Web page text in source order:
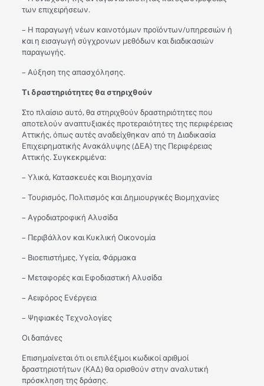
των επιχειρήσεων.
– Η παραγωγή νέων καινοτόμων προϊόντων/υπηρεσιών ή
και η εισαγωγή σύγχρονων μεθόδων και διαδικασιών
παραγωγής.
– Αύξηση της απασχόλησης.​
Τι δραστηριότητες θα στηριχθούν
Στο πλαίσιο αυτό, θα στηριχθούν δραστηριότητες που
αποτελούν αναπτυξιακές προτεραιότητες της περιφέρειας
Αττικής, όπως αυτές αναδείχθηκαν από τη Διαδικασία
Επιχειρηματικής Ανακάλυψης (ΔΕΑ) της Περιφέρειας
Αττικής. Συγκεκριμένα:
– Υλικά, Κατασκευές και Βιομηχανία
– Τουρισμός, Πολιτισμός και Δημιουργικές Βιομηχανίες
– Αγροδιατροφική Αλυσίδα
– Περιβάλλον και Κυκλική Οικονομία
– Βιοεπιστήμες, Υγεία, Φάρμακα
– Μεταφορές και Εφοδιαστική Αλυσίδα
– Αειφόρος Ενέργεια
– Ψηφιακές Τεχνολογίες
Οι δαπάνες
Επισημαίνεται ότι οι επιλέξιμοι κωδικοί αριθμοί
δραστηριοτήτων (ΚΑΔ) θα ορισθούν στην αναλυτική
πρόσκληση της δράσης.